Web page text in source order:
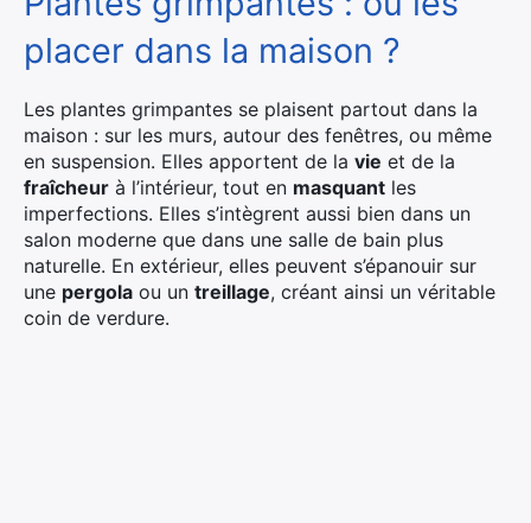
placer dans la maison ?
Les plantes grimpantes se plaisent partout dans la
maison : sur les murs, autour des fenêtres, ou même
en suspension. Elles apportent de la vie et de la
fraîcheur à l’intérieur, tout en masquant les
imperfections. Elles s’intègrent aussi bien dans un
salon moderne que dans une salle de bain plus
naturelle. En extérieur, elles peuvent s’épanouir sur
une pergola ou un treillage, créant ainsi un véritable
coin de verdure.